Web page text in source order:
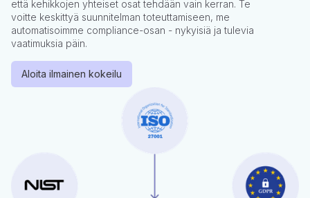
että kehikkojen yhteiset osat tehdään vain kerran. Te
voitte keskittyä suunnitelman toteuttamiseen, me
automatisoimme compliance-osan - nykyisiä ja tulevia
vaatimuksia päin.
Aloita ilmainen kokeilu